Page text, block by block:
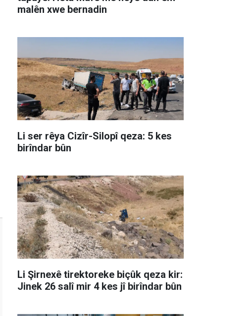
malên xwe bernadin
Li ser rêya Cizîr-Silopî qeza: 5 kes
birîndar bûn
Li Şirnexê tirektoreke biçûk qeza kir:
Jinek 26 salî mir 4 kes jî birîndar bûn